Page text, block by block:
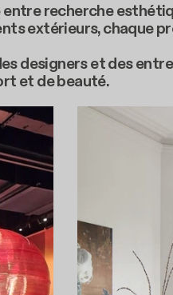
recherche
extérieurs, chaque
designers et des
et de beauté.